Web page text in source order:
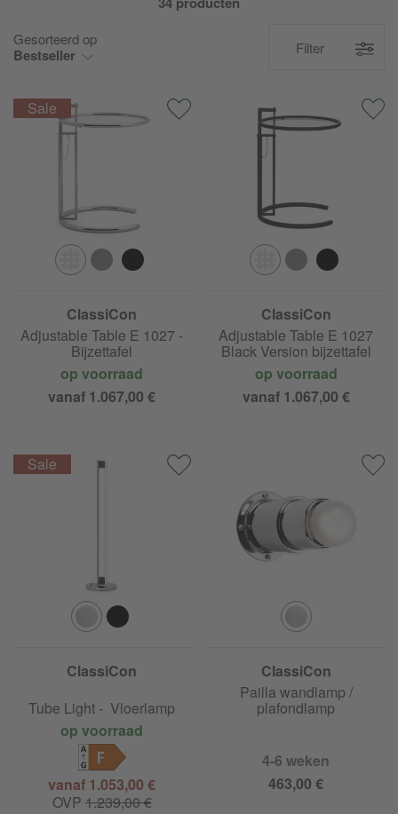
Gesorteerd op
Bestseller Filter
ClassiCon
Adjustable Table E 1027 -
Bijzettafel
op voorraad
vanaf 1.067,00 €
ClassiCon
Adjustable Table E 1027
Black Version bijzettafel
op voorraad
vanaf 1.067,00 €
ClassiCon
Tube Light - Vloerlamp
op voorraad
F
vanaf 1.053,00 €
OVP 1.239,00 €
ClassiCon
Pailla wandlamp /
plafondlamp
4-6 weken
463,00 €